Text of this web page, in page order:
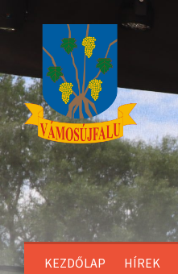
to
Content
KEZDŐLAP HÍREK